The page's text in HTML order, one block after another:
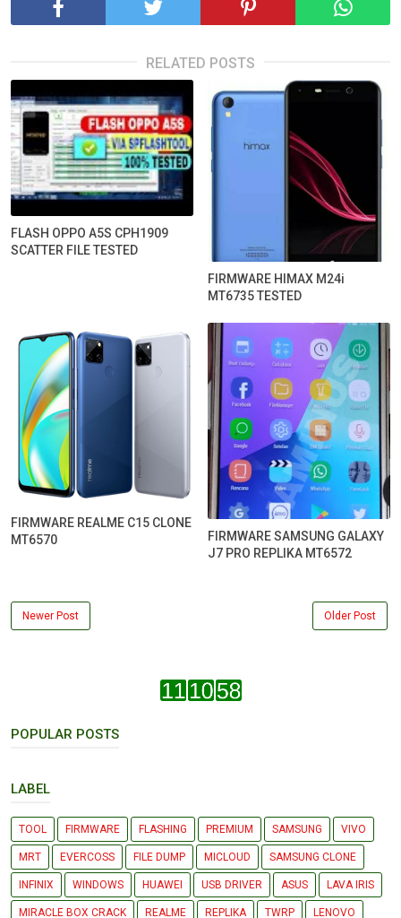
RELATED POSTS
FLASH OPPO A5S CPH1909
SCATTER FILE TESTED
FIRMWARE HIMAX M24i
MT6735 TESTED
FIRMWARE REALME C15 CLONE
MT6570
FIRMWARE SAMSUNG GALAXY
J7 PRO REPLIKA MT6572
Newer Post Older Post
POPULAR POSTS
LABEL
TOOL FIRMWARE FLASHING PREMIUM SAMSUNG VIVO
MRT EVERCOSS FILE DUMP MICLOUD SAMSUNG CLONE
INFINIX WINDOWS HUAWEI USB DRIVER ASUS LAVA IRIS
MIRACLE BOX CRACK REALME REPLIKA TWRP LENOVO